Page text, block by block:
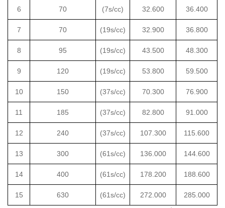
6 70 (7s/cc) 32.600 36.400
7 70 (19s/cc) 32.900 36.800
8 95 (19s/cc) 43.500 48.300
9 120 (19s/cc) 53.800 59.500
10 150 (37s/cc) 70.300 76.900
11 185 (37s/cc) 82.800 91.000
12 240 (37s/cc) 107.300 115.600
13 300 (61s/cc) 136.000 144.600
14 400 (61s/cc) 178.200 188.600
15 630 (61s/cc) 272.000 285.000